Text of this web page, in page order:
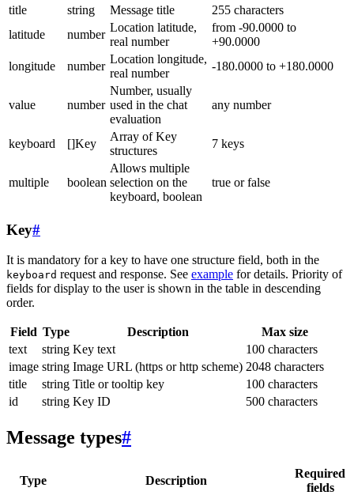
title
string Message title
255 characters
latitude
number
Location latitude,
real number
from -90.0000 to
+90.0000
longitude
number
Location longitude,
real number
-180.0000 to +180.0000
value number
Number, usually
used in the chat
evaluation
any number
keyboard []Key
Array of Key
structures
7 keys
multiple boolean
Allows multiple
selection on the
keyboard, boolean
true or false
Key#
It is mandatory for a key to have one structure field, both in the
keyboard request and response. See example for details. Priority of
fields for display to the user is shown in the table in descending
order.
Field Type Description
Max size
text
string Key text
100 characters
image string Image URL (https or http scheme) 2048 characters
title
string Title or tooltip key
100 characters
id
string Key ID 500 characters
Message types#
Type Description
Required
fields